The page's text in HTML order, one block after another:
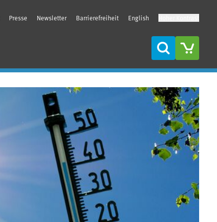
Presse Newsletter Barrierefreiheit English
Suche